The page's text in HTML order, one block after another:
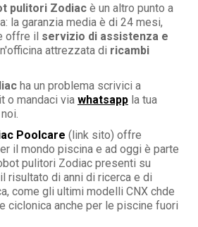
pulitori Zodiac è un altro punto a
la garanzia media è di 24 mesi,
offre il servizio di assistenza e
attrezzata di ricambi
ha un problema scrivici a
o mandaci via whatsapp la tua
Poolcare (link sito) offre
il mondo piscina e ad oggi è parte
pulitori Zodiac presenti su
risultato di anni di ricerca e di
come gli ultimi modelli CNX chde
ciclonica anche per le piscine fuori